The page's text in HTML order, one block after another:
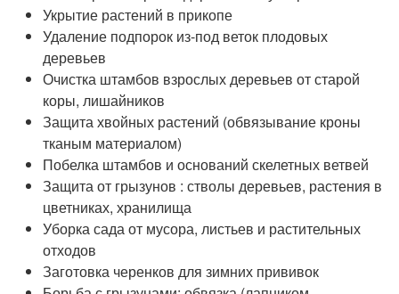
Укрытие растений в прикопе
Удаление подпорок из-под веток плодовых
деревьев
Очистка штамбов взрослых деревьев от старой
коры, лишайников
Защита хвойных растений (обвязывание кроны
тканым материалом)
Побелка штамбов и оснований скелетных ветвей
Защита от грызунов : стволы деревьев, растения в
цветниках, хранилища
Уборка сада от мусора, листьев и растительных
отходов
Заготовка черенков для зимних прививок